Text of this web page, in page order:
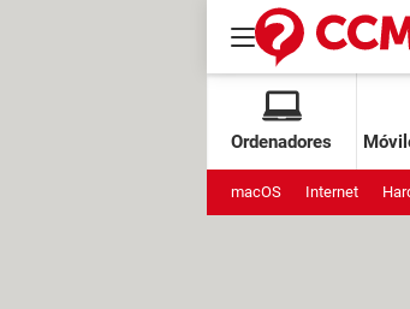
Ordenadores
macOS Internet